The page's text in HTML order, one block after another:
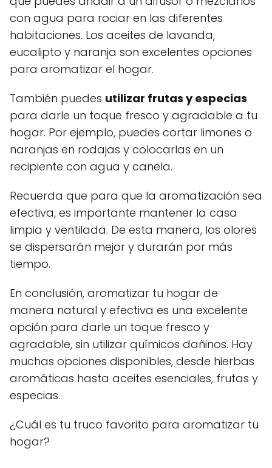
con agua para rociar en las diferentes
habitaciones. Los aceites de lavanda,
eucalipto y naranja son excelentes opciones
para aromatizar el hogar.
También puedes utilizar frutas y especias
para darle un toque fresco y agradable a tu
hogar. Por ejemplo, puedes cortar limones o
naranjas en rodajas y colocarlas en un
recipiente con agua y canela.
Recuerda que para que la aromatización sea
efectiva, es importante mantener la casa
limpia y ventilada. De esta manera, los olores
se dispersarán mejor y durarán por más
tiempo.
En conclusión, aromatizar tu hogar de
manera natural y efectiva es una excelente
opción para darle un toque fresco y
agradable, sin utilizar químicos dañinos. Hay
muchas opciones disponibles, desde hierbas
aromáticas hasta aceites esenciales, frutas y
especias.
¿Cuál es tu truco favorito para aromatizar tu
hogar?